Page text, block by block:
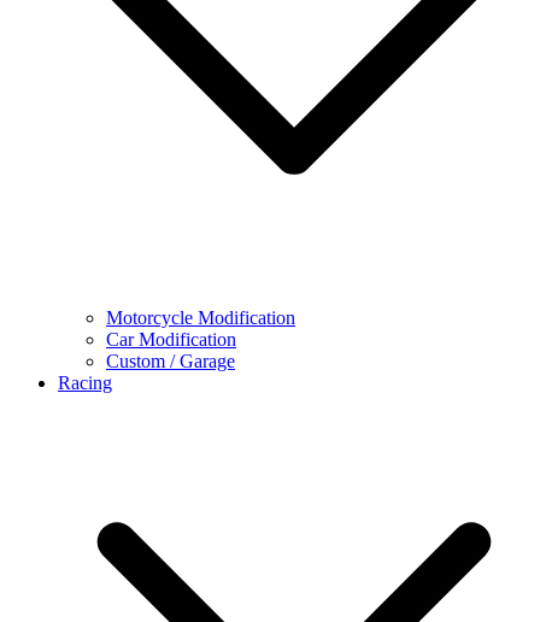
Motorcycle Modification
Car Modification
Custom / Garage
Racing